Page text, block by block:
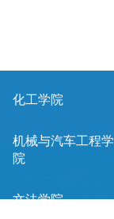
化工学院
机械与汽车工程学
院
文法学院